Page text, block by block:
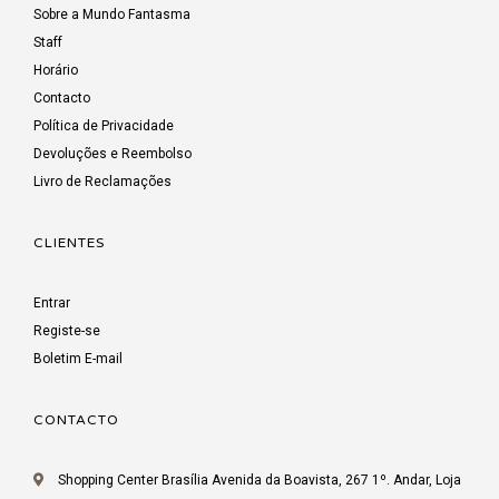
Sobre a Mundo Fantasma
Staff
Horário
Contacto
Política de Privacidade
Devoluções e Reembolso
Livro de Reclamações
CLIENTES
Entrar
Registe-se
Boletim E-mail
CONTACTO
Shopping Center Brasília Avenida da Boavista, 267 1º. Andar, Loja